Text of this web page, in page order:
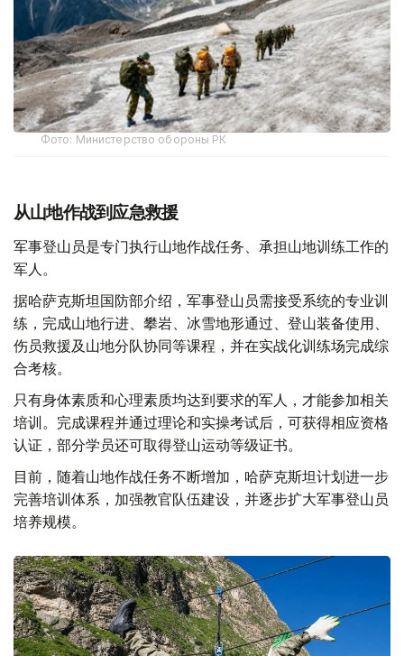
Фото: Министерство обороны РК
从山地作战到应急救援
军事登山员是专门执行山地作战任务、承担山地训练工作的
军人。
据哈萨克斯坦国防部介绍，军事登山员需接受系统的专业训
练，完成山地行进、攀岩、冰雪地形通过、登山装备使用、
伤员救援及山地分队协同等课程，并在实战化训练场完成综
合考核。
只有身体素质和心理素质均达到要求的军人，才能参加相关
培训。完成课程并通过理论和实操考试后，可获得相应资格
认证，部分学员还可取得登山运动等级证书。
目前，随着山地作战任务不断增加，哈萨克斯坦计划进一步
完善培训体系，加强教官队伍建设，并逐步扩大军事登山员
培养规模。